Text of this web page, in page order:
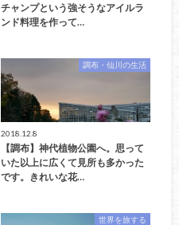
チャンプという強そうなアイルラ
ンド料理を作って…
調布・仙川の生活
2018.12.8
【調布】神代植物公園へ。思って
いた以上に広くて見所も多かった
です。きれいな花…
世界を旅する